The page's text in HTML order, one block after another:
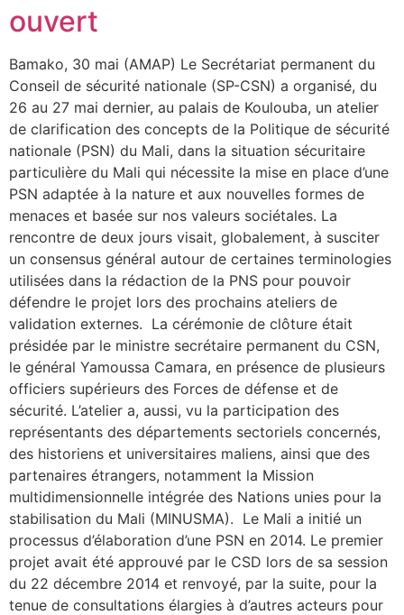
ouvert
Bamako, 30 mai (AMAP) Le Secrétariat permanent du
Conseil de sécurité nationale (SP-CSN) a organisé, du
26 au 27 mai dernier, au palais de Koulouba, un atelier
de clarification des concepts de la Politique de sécurité
nationale (PSN) du Mali, dans la situation sécuritaire
particulière du Mali qui nécessite la mise en place d’une
PSN adaptée à la nature et aux nouvelles formes de
menaces et basée sur nos valeurs sociétales. La
rencontre de deux jours visait, globalement, à susciter
un consensus général autour de certaines terminologies
utilisées dans la rédaction de la PNS pour pouvoir
défendre le projet lors des prochains ateliers de
validation externes. La cérémonie de clôture était
présidée par le ministre secrétaire permanent du CSN,
le général Yamoussa Camara, en présence de plusieurs
officiers supérieurs des Forces de défense et de
sécurité. L’atelier a, aussi, vu la participation des
représentants des départements sectoriels concernés,
des historiens et universitaires maliens, ainsi que des
partenaires étrangers, notamment la Mission
multidimensionnelle intégrée des Nations unies pour la
stabilisation du Mali (MINUSMA). Le Mali a initié un
processus d’élaboration d’une PSN en 2014. Le premier
projet avait été approuvé par le CSD lors de sa session
du 22 décembre 2014 et renvoyé, par la suite, pour la
tenue de consultations élargies à d’autres acteurs pour